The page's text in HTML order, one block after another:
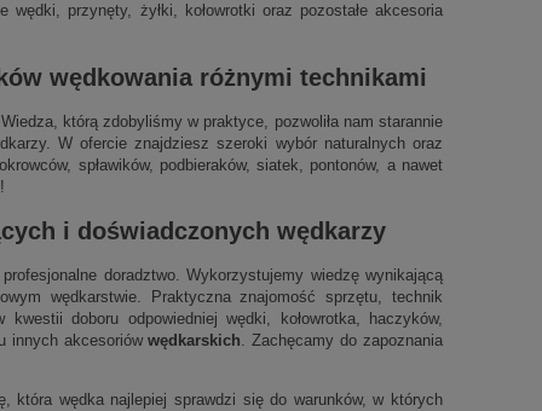
przynęty, żyłki, kołowrotki oraz pozostałe akcesoria
wędkowania różnymi technikami
którą zdobyliśmy w praktyce, pozwoliła nam starannie
W ofercie znajdziesz szeroki wybór naturalnych oraz
spławików, podbieraków, siatek, pontonów, a nawet
i doświadczonych wędkarzy
doradztwo. Wykorzystujemy wiedzę wynikającą
wędkarstwie. Praktyczna znajomość sprzętu, technik
doboru odpowiedniej wędki, kołowrotka, haczyków,
innych akcesoriówwędkarskich. Zachęcamy do zapoznania
która wędka najlepiej sprawdzi się do warunków, w których